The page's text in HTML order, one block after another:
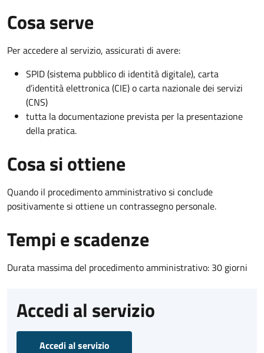
Cosa serve
Per accedere al servizio, assicurati di avere:
SPID (sistema pubblico di identità digitale), carta
d’identità elettronica (CIE) o carta nazionale dei servizi
(CNS)
tutta la documentazione prevista per la presentazione
della pratica.
Cosa si ottiene
Quando il procedimento amministrativo si conclude
positivamente si ottiene un contrassegno personale.
Tempi e scadenze
Durata massima del procedimento amministrativo: 30 giorni
Accedi al servizio
Accedi al servizio